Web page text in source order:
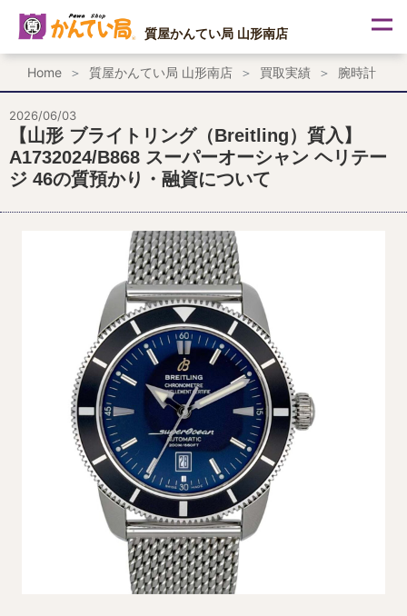
ス
ッ
プ
質屋かんてい局 山形南店
Home 質屋かんてい局 山形南店 買取実績 腕時計
2026/06/03
【山形 ブライトリング（Breitling）質入】
A1732024/B868 スーパーオーシャン ヘリテー
ジ 46の質預かり・融資について